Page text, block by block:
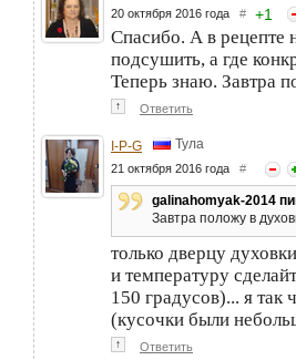
20 октября 2016 года # +1
Спасибо. А в рецепте
подсушить, а где
Теперь знаю. Завтра
↑ Ответить
I-P-G Тула
21 октября 2016 года #
galinahomyak-2014
Завтра положу в
только дверцу
и температуру
150 градусов)... я так
(кусочки были
↑ Ответить